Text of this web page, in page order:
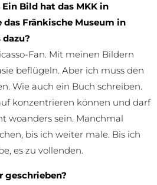
Bild hat das MKK in
Fränkische Museum in
Fan. Mit meinen Bildern
beflügeln. Aber ich muss den
Wie auch ein Buch schreiben.
konzentrieren können und darf
woanders sein. Manchmal
bis ich weiter male. Bis ich
es zu vollenden.
geschrieben?